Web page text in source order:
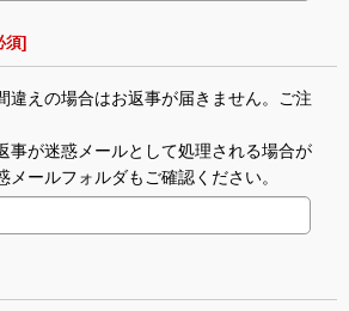
須]
違えの場合はお返事が届きません。ご注
事が迷惑メールとして処理される場合が
メールフォルダもご確認ください。